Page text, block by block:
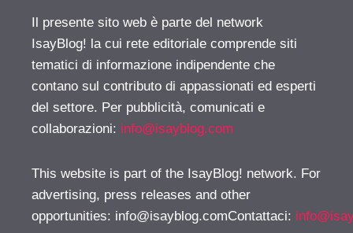
Il presente sito web è parte del network
IsayBlog! la cui rete editoriale comprende siti
tematici di informazione indipendente che
contano sul contributo di appassionati ed esperti
del settore. Per pubblicità, comunicati e
collaborazioni: info@isayblog.com
This website is part of the IsayBlog! network. For
advertising, press releases and other
opportunities: info@isayblog.comContattaci: